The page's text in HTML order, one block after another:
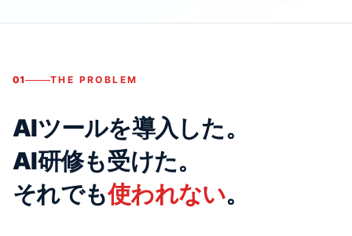
01 THE PROBLEM
AIツールを導入した。
AI研修も受けた。
それでも使われない。